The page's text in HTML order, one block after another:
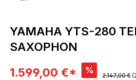
YAMAHA YTS-280
SAXOPHON
Verkaufspreis:
1.599,00 €* % Regulärer
2.147,00 €